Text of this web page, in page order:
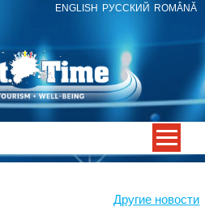
ENGLISH РУССКИЙ ROMÂNĂ
Другие новости